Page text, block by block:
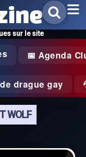
sur le site
📅 Agenda
drague gay
WOLF